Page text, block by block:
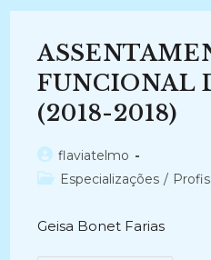
NÃO
(2003-
2007)
FUNCIONAL
(2018-2018)
Autor
do
flaviatelmo
Categoria
Especializações /
Geisa Bonet Farias